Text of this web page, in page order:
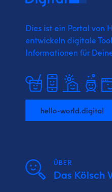
Dies ist ein Portal von
entwickeln digitale
Informationen für
hello-world.digital
ÜBER
Das Kölsch